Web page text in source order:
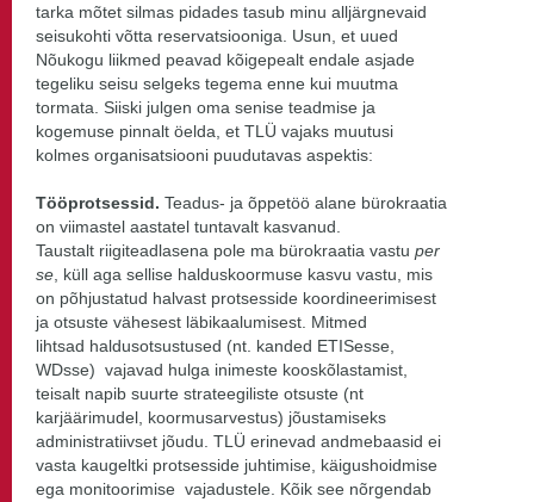
tarka mõtet silmas pidades tasub minu alljärgnevaid
seisukohti võtta reservatsiooniga. Usun, et uued
Nõukogu liikmed peavad kõigepealt endale asjade
tegeliku seisu selgeks tegema enne kui muutma
tormata. Siiski julgen oma senise teadmise ja
kogemuse pinnalt öelda, et TLÜ vajaks muutusi
kolmes organisatsiooni puudutavas aspektis:
Tööprotsessid. Teadus- ja õppetöö alane bürokraatia
on viimastel aastatel tuntavalt kasvanud.
Taustalt riigiteadlasena pole ma bürokraatia vastu per
se, küll aga sellise halduskoormuse kasvu vastu, mis
on põhjustatud halvast protsesside koordineerimisest
ja otsuste vähesest läbikaalumisest. Mitmed
lihtsad haldusotsustused (nt. kanded ETISesse,
WDsse) vajavad hulga inimeste kooskõlastamist,
teisalt napib suurte strateegiliste otsuste (nt
karjäärimudel, koormusarvestus) jõustamiseks
administratiivset jõudu. TLÜ erinevad andmebaasid ei
vasta kaugeltki protsesside juhtimise, käigushoidmise
ega monitoorimise vajadustele. Kõik see nõrgendab